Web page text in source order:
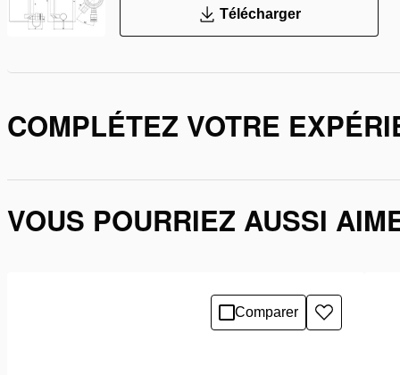
Télécharger
COMPLÉTEZ VOTRE
VOUS POURRIEZ AUSSI
Comparer
Ajouter
à